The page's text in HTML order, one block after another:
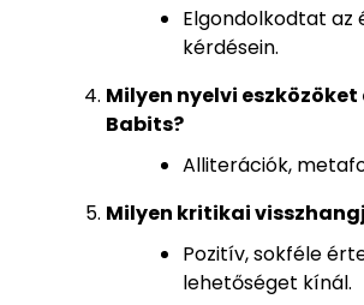
Elgondolkodtat az
kérdésein.
Milyen nyelvi
Babits?
Alliterációk,
Milyen kritikai
Pozitív, sokféle
lehetőséget kínál.